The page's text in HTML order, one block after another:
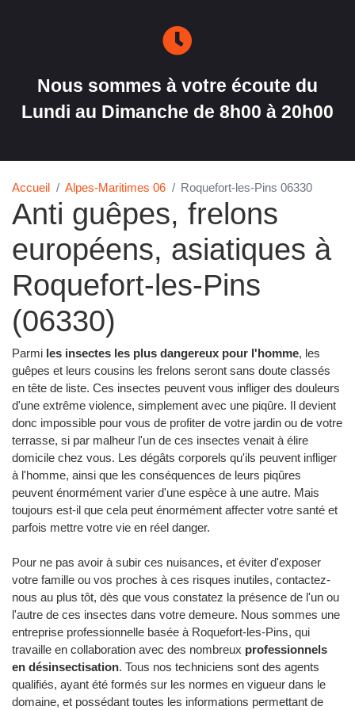
Nous sommes à votre écoute du
Lundi au Dimanche de 8h00 à 20h00
Accueil Alpes-Maritimes 06 Roquefort-les-Pins 06330
Anti guêpes, frelons
européens, asiatiques à
Roquefort-les-Pins
(06330)
Parmi les insectes les plus dangereux pour l'homme, les
guêpes et leurs cousins les frelons seront sans doute classés
en tête de liste. Ces insectes peuvent vous infliger des douleurs
d'une extrême violence, simplement avec une piqûre. Il devient
donc impossible pour vous de profiter de votre jardin ou de votre
terrasse, si par malheur l'un de ces insectes venait à élire
domicile chez vous. Les dégâts corporels qu'ils peuvent infliger
à l'homme, ainsi que les conséquences de leurs piqûres
peuvent énormément varier d'une espèce à une autre. Mais
toujours est-il que cela peut énormément affecter votre santé et
parfois mettre votre vie en réel danger.
Pour ne pas avoir à subir ces nuisances, et éviter d'exposer
votre famille ou vos proches à ces risques inutiles, contactez-
nous au plus tôt, dès que vous constatez la présence de l'un ou
l'autre de ces insectes dans votre demeure. Nous sommes une
entreprise professionnelle basée à Roquefort-les-Pins, qui
travaille en collaboration avec des nombreux professionnels
en désinsectisation. Tous nos techniciens sont des agents
qualifiés, ayant été formés sur les normes en vigueur dans le
domaine, et possédant toutes les informations permettant de